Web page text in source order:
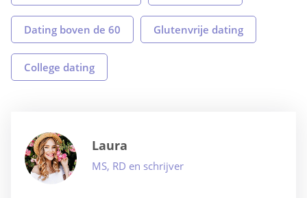
Dating boven de 60 Glutenvrije dating
College dating
Laura
MS, RD en schrijver